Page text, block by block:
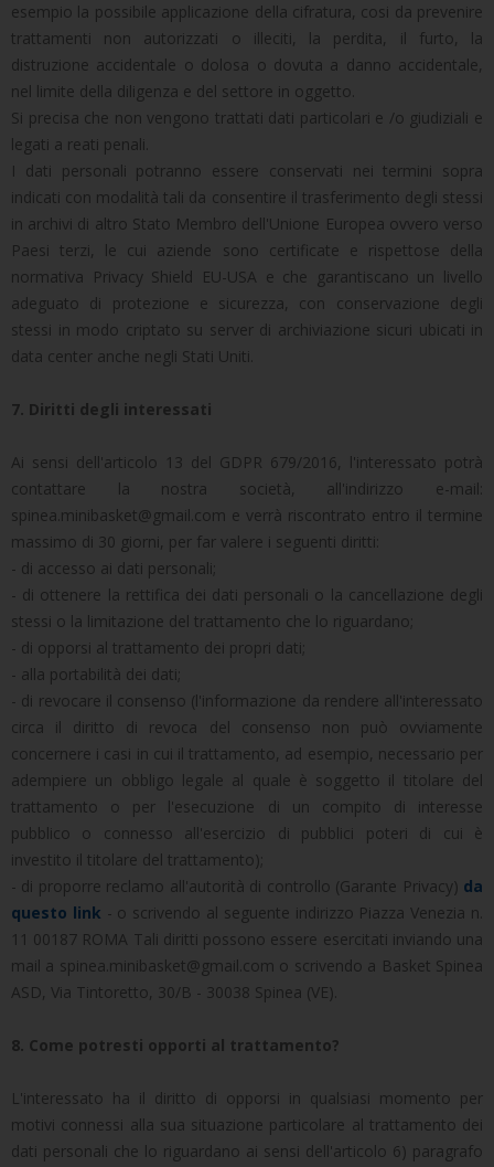
esempio la possibile applicazione della cifratura, cosi da prevenire
trattamenti non autorizzati o illeciti, la perdita, il furto, la
distruzione accidentale o dolosa o dovuta a danno accidentale,
nel limite della diligenza e del settore in oggetto.
Si precisa che non vengono trattati dati particolari e /o giudiziali e
legati a reati penali.
I dati personali potranno essere conservati nei termini sopra
indicati con modalità tali da consentire il trasferimento degli stessi
in archivi di altro Stato Membro dell'Unione Europea ovvero verso
Paesi terzi, le cui aziende sono certificate e rispettose della
normativa Privacy Shield EU-USA e che garantiscano un livello
adeguato di protezione e sicurezza, con conservazione degli
stessi in modo criptato su server di archiviazione sicuri ubicati in
data center anche negli Stati Uniti.
7. Diritti degli interessati
Ai sensi dell'articolo 13 del GDPR 679/2016, l'interessato potrà
contattare la nostra società, all'indirizzo e-mail:
spinea.minibasket@gmail.com e verrà riscontrato entro il termine
massimo di 30 giorni, per far valere i seguenti diritti:
- di accesso ai dati personali;
- di ottenere la rettifica dei dati personali o la cancellazione degli
stessi o la limitazione del trattamento che lo riguardano;
- di opporsi al trattamento dei propri dati;
- alla portabilità dei dati;
- di revocare il consenso (l'informazione da rendere all'interessato
circa il diritto di revoca del consenso non può ovviamente
concernere i casi in cui il trattamento, ad esempio, necessario per
adempiere un obbligo legale al quale è soggetto il titolare del
trattamento o per l'esecuzione di un compito di interesse
pubblico o connesso all'esercizio di pubblici poteri di cui è
investito il titolare del trattamento);
- di proporre reclamo all'autorità di controllo (Garante Privacy) da
questo link - o scrivendo al seguente indirizzo Piazza Venezia n.
11 00187 ROMA Tali diritti possono essere esercitati inviando una
mail a spinea.minibasket@gmail.com o scrivendo a Basket Spinea
ASD, Via Tintoretto, 30/B - 30038 Spinea (VE).
8. Come potresti opporti al trattamento?
L'interessato ha il diritto di opporsi in qualsiasi momento per
motivi connessi alla sua situazione particolare al trattamento dei
dati personali che lo riguardano ai sensi dell'articolo 6) paragrafo